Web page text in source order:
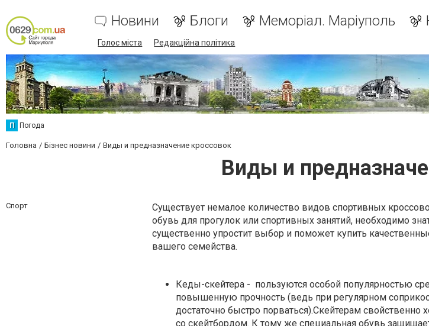
Новини Блоги Меморіал. Маріуполь
Голос міста Редакційна політика
П Погода
Головна Бізнес новини Виды и предназначение кроссовок
Виды и
Спорт
Существует немалое количество видов спортивных
обувь для прогулок или спортивных занятий, необходимо
существенно упростит выбор и поможет купить
вашего семейства.
Кеды-скейтера - пользуются особой популярностью
повышенную прочность (ведь при регулярном
достаточно быстро порваться).Скейтерам свойственно
со скейтбордом. К тому же специальная обувь